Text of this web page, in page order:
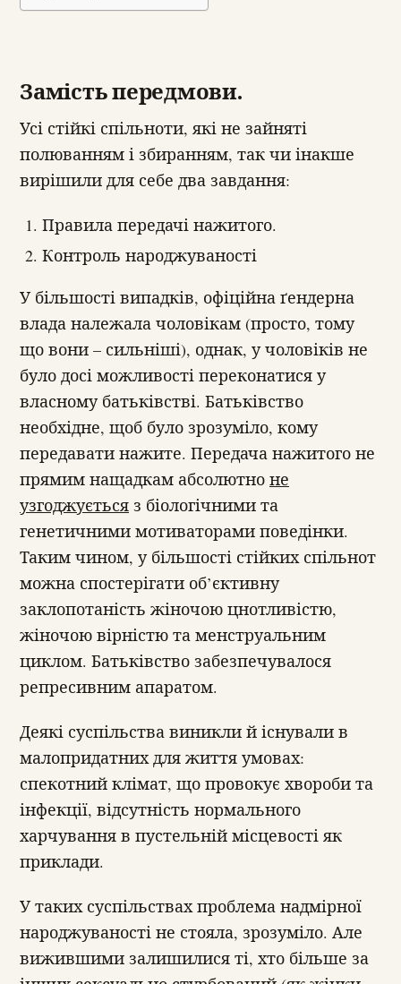
Замість передмови.
Усі стійкі спільноти, які не зайняті
полюванням і збиранням, так чи інакше
вирішили для себе два завдання:
Правила передачі нажитого.
Контроль народжуваності
У більшості випадків, офіційна ґендерна
влада належала чоловікам (просто, тому
що вони – сильніші), однак, у чоловіків не
було досі можливості переконатися у
власному батьківстві. Батьківство
необхідне, щоб було зрозуміло, кому
передавати нажите. Передача нажитого не
прямим нащадкам абсолютно не
узгоджується з біологічними та
генетичними мотиваторами поведінки.
Таким чином, у більшості стійких спільнот
можна спостерігати об’єктивну
заклопотаність жіночою цнотливістю,
жіночою вірністю та менструальним
циклом. Батьківство забезпечувалося
репресивним апаратом.
Деякі суспільства виникли й існували в
малопридатних для життя умовах:
спекотний клімат, що провокує хвороби та
інфекції, відсутність нормального
харчування в пустельній місцевості як
приклади.
У таких суспільствах проблема надмірної
народжуваності не стояла, зрозуміло. Але
вижившими залишилися ті, хто більше за